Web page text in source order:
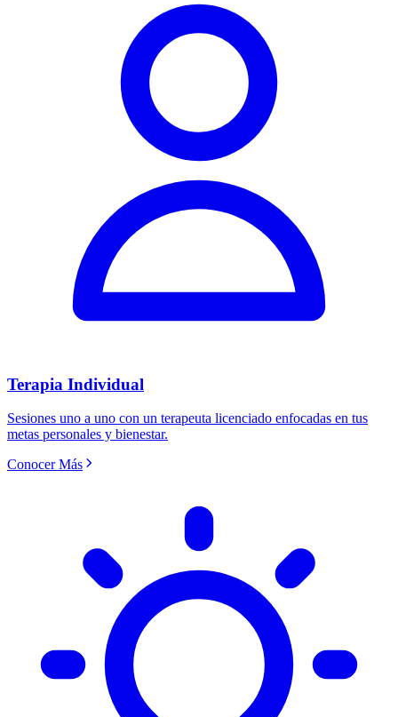
Terapia Individual
Sesiones uno a uno con un terapeuta licenciado enfocadas en tus
metas personales y bienestar.
Conocer Más